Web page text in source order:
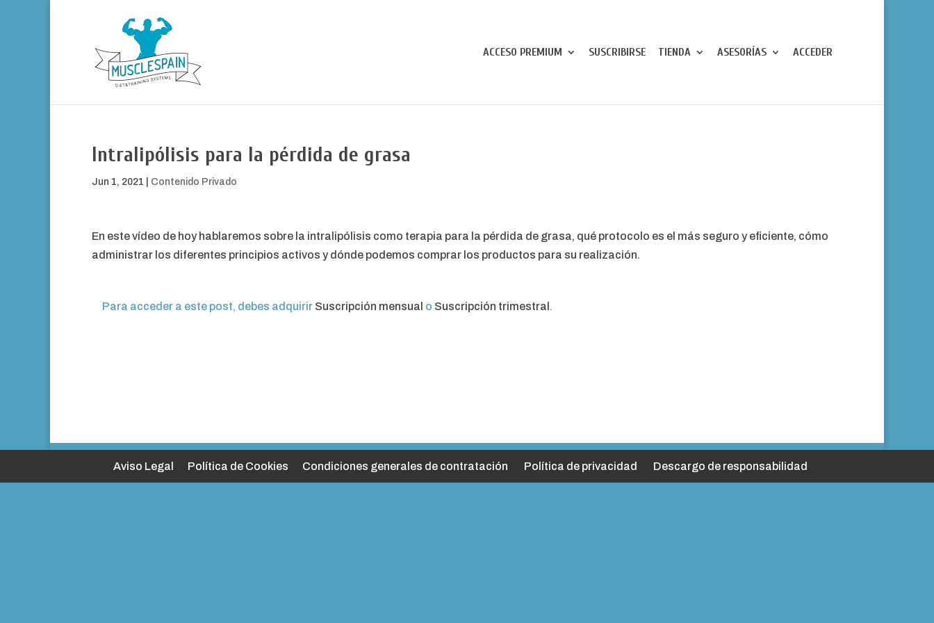
ACCESO PREMIUM SUSCRIBIRSE TIENDA ASESORÍAS ACCEDER
Intralipólisis para la pérdida de grasa
Jun 1, 2021 Contenido Privado
En este vídeo de hoy hablaremos sobre la intralipólisis como terapia para la pérdida de grasa, qué protocolo es el más seguro y eficiente, cómo
administrar los diferentes principios activos y dónde podemos comprar los productos para su realización.
Para acceder a este post, debes adquirir Suscripción mensual o Suscripción trimestral .
Aviso Legal Política de Cookies Condiciones generales de contratación Política de privacidad Descargo de responsabilidad